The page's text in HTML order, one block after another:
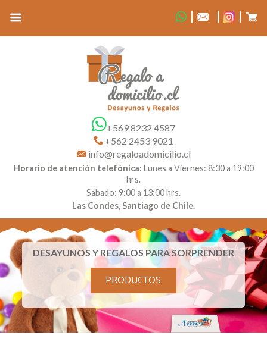
+569 8232 4587
+562 2453 9021
info@regaloadomicilio.cl
Horario de atención telefónica: Lunes a Viernes: 8:30 a 19:00
hrs.
Sábado: 9:00 a 13:00 hrs.
Las Condes, Santiago de Chile.
DESAYUNOS Y REGALOS PARA SORPRENDER
PRODUCTOS